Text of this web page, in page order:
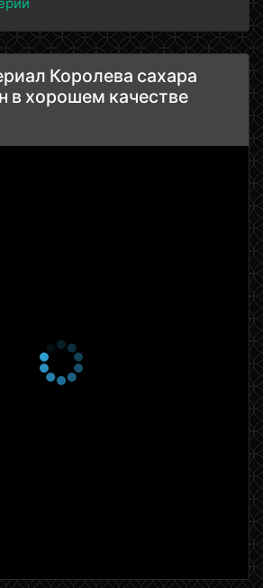
They Existed
Whisper to Us
Never to Be the Same
Spaces Fill
Королева сахара
в хорошем качестве